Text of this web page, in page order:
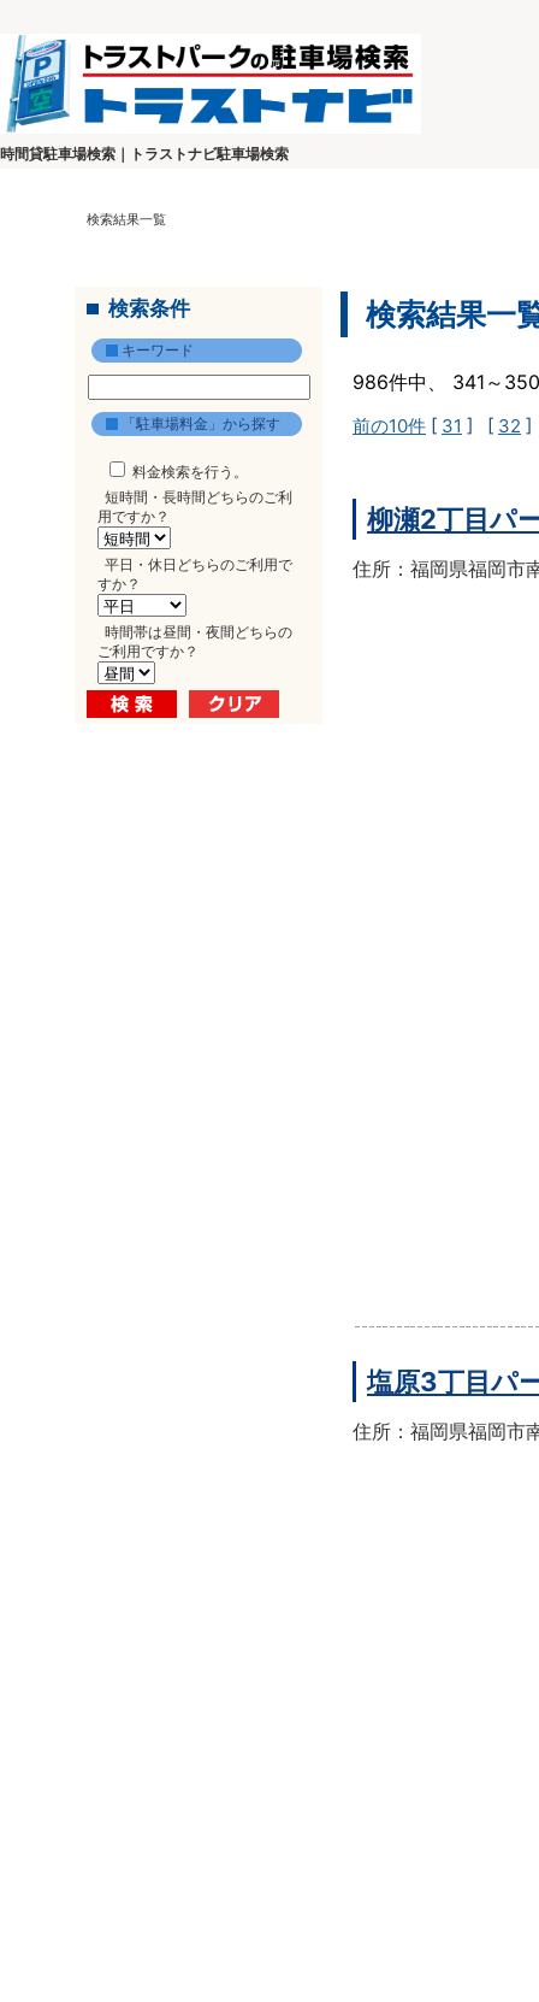
時間貸駐車場検索｜トラストナビ駐車場検索
検索結果一覧
検索条件
キーワード
「駐車場料金」から探す
料金検索を行う。
短時間・長時間どちらのご利
用ですか？
平日・休日どちらのご利用で
すか？
時間帯は昼間・夜間どちらの
ご利用ですか？
検索結果一
986件中、 341～
前の10件 [ 31 ] [ 32
柳瀬2丁目パ
住所：福岡県福岡市
塩原3丁目パ
住所：福岡県福岡市